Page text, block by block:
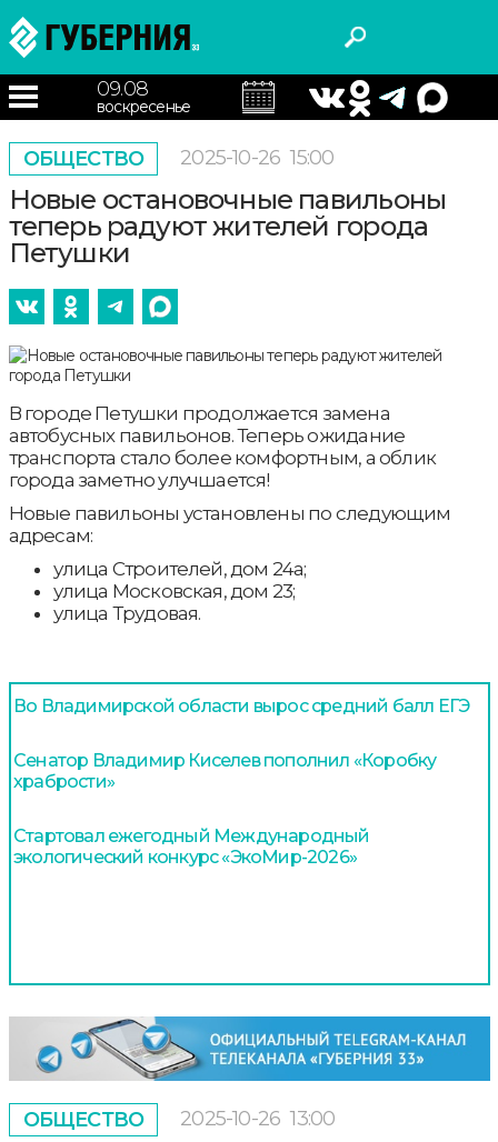
09.08
воскресенье
ОБЩЕСТВО 2025-10-26 15:00
Новые остановочные павильоны
теперь радуют жителей города
Петушки
В городе Петушки продолжается замена
автобусных павильонов. Теперь ожидание
транспорта стало более комфортным, а облик
города заметно улучшается!
Новые павильоны установлены по следующим
адресам:
улица Строителей, дом 24а;
улица Московская, дом 23;
улица Трудовая.
Во Владимирской области вырос средний балл ЕГЭ
Сенатор Владимир Киселев пополнил «Коробку
храбрости»
Стартовал ежегодный Международный
экологический конкурс «ЭкоМир-2026»
ОБЩЕСТВО 2025-10-26 13:00